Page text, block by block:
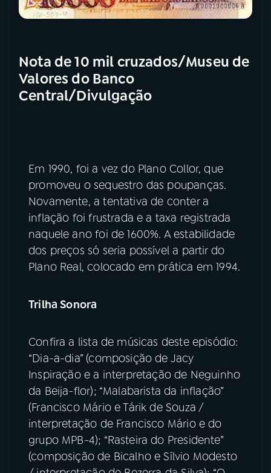
Nota de 10 mil cruzados/Museu de
Valores do Banco
Central/Divulgação
Em 1990, foi a vez do Plano Collor, que
promoveu o sequestro das poupanças.
Novamente, a tentativa de conter a
inflação foi frustrada e a taxa registrada
naquele ano foi de 1600%. A estabilidade
dos preços só seria possível a partir do
Plano Real, colocado em prática em 1994.
Trilha Sonora
Confira a lista de músicas deste episódio:
“Dia-a-dia” (composição de Jacy
Inspiração e a interpretação de Neguinho
da Beija-flor); “Malabarista da inflação”
(Francisco Mário e Tárik de Souza /
interpretação de Francisco Mário e do
grupo MPB-4); “Rasteira do Presidente”
(composição de Bicalho e Sílvio Modesto